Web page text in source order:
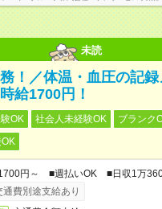
未読
！／体温・血圧の記
給1700円！
OK 社会人未経験OK
ブランク
円～ ■週払いOK ■日収1万
通費別途支給あり